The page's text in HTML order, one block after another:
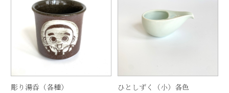
彫り湯呑（各種）
ひとしずく（小）各色